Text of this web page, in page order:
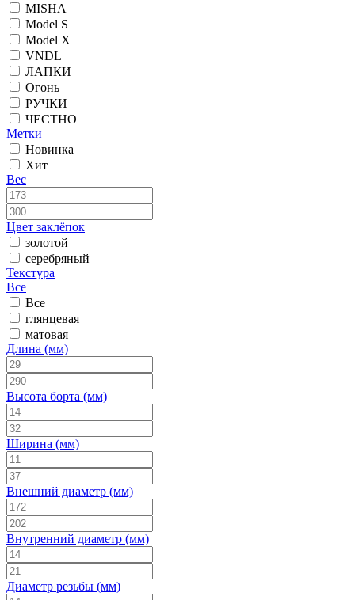
MISHA
Model S
Model X
VNDL
ЛАПКИ
Огонь
РУЧКИ
ЧЕСТНО
Метки
Новинка
Хит
Вес
Цвет заклёпок
золотой
серебряный
Текстура
Все
Все
глянцевая
матовая
Длина (мм)
Высота борта (мм)
Ширина (мм)
Внешний диаметр (мм)
Внутренний диаметр (мм)
Диаметр резьбы (мм)